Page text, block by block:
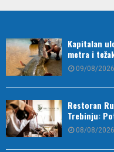
Kapitalan
metra i
09/08/2026
Restoran
Trebinju:
08/08/2026